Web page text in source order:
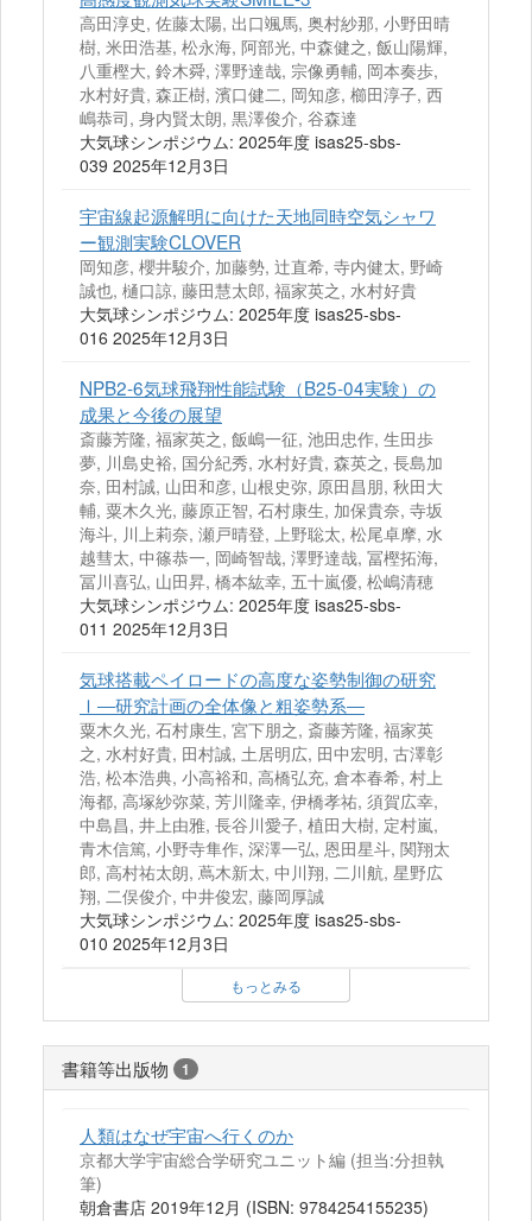
高田淳史, 佐藤太陽, 出口颯馬, 奥村紗那, 小野田晴
樹, 米田浩基, 松永海, 阿部光, 中森健之, 飯山陽輝,
八重樫大, 鈴木舜, 澤野達哉, 宗像勇輔, 岡本奏歩,
水村好貴, 森正樹, 濱口健二, 岡知彦, 櫛田淳子, 西
嶋恭司, 身内賢太朗, 黒澤俊介, 谷森達
大気球シンポジウム: 2025年度 isas25-sbs-
039 2025年12月3日
宇宙線起源解明に向けた天地同時空気シャワ
ー観測実験CLOVER
岡知彦, 櫻井駿介, 加藤勢, 辻直希, 寺内健太, 野崎
誠也, 樋口諒, 藤田慧太郎, 福家英之, 水村好貴
大気球シンポジウム: 2025年度 isas25-sbs-
016 2025年12月3日
NPB2-6気球飛翔性能試験（B25-04実験）の
成果と今後の展望
斎藤芳隆, 福家英之, 飯嶋一征, 池田忠作, 生田歩
夢, 川島史裕, 国分紀秀, 水村好貴, 森英之, 長島加
奈, 田村誠, 山田和彦, 山根史弥, 原田昌朋, 秋田大
輔, 粟木久光, 藤原正智, 石村康生, 加保貴奈, 寺坂
海斗, 川上莉奈, 瀬戸晴登, 上野聡太, 松尾卓摩, 水
越彗太, 中篠恭一, 岡崎智哉, 澤野達哉, 冨樫拓海,
冨川喜弘, 山田昇, 橋本紘幸, 五十嵐優, 松嶋清穂
大気球シンポジウム: 2025年度 isas25-sbs-
011 2025年12月3日
気球搭載ペイロードの⾼度な姿勢制御の研究
Ⅰ―研究計画の全体像と粗姿勢系―
粟木久光, 石村康生, 宮下朋之, 斎藤芳隆, 福家英
之, 水村好貴, 田村誠, 土居明広, 田中宏明, 古澤彰
浩, 松本浩典, 小高裕和, 高橋弘充, 倉本春希, 村上
海都, 高塚紗弥菜, 芳川隆幸, 伊橋孝祐, 須賀広幸,
中島昌, 井上由雅, 長谷川愛子, 植田大樹, 定村嵐,
青木信篤, 小野寺隼作, 深澤一弘, 恩田星斗, 関翔太
郎, 高村祐太朗, 蔦木新太, 中川翔, 二川航, 星野広
翔, 二俣俊介, 中井俊宏, 藤岡厚誠
大気球シンポジウム: 2025年度 isas25-sbs-
010 2025年12月3日
もっとみる
書籍等出版物 1
人類はなぜ宇宙へ行くのか
京都大学宇宙総合学研究ユニット編 (担当:分担執
筆)
朝倉書店 2019年12月 (ISBN: 9784254155235)